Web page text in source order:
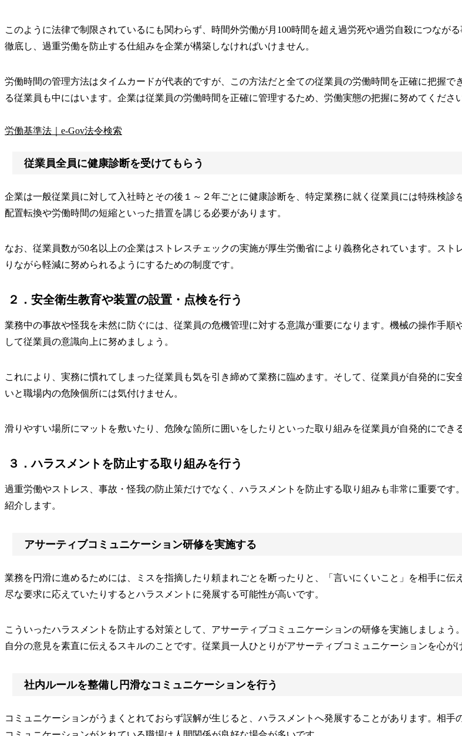
このように法律で制限されているにも関わらず、時間外労働が月100時間を超え過労死や過労自殺につなが
徹底し、過重労働を防止する仕組みを企業が構築しなければいけません。
労働時間の管理方法はタイムカードが代表的ですが、この方法だと全ての従業員の労働時間を正確に把握
る従業員も中にはいます。企業は従業員の労働時間を正確に管理するため、労働実態の把握に努めてください
労働基準法｜e-Gov法令検索
従業員全員に健康診断を受けてもらう
企業は一般従業員に対して入社時とその後１～２年ごとに健康診断を、特定業務に就く従業員には特殊検
配置転換や労働時間の短縮といった措置を講じる必要があります。
なお、従業員数が50名以上の企業はストレスチェックの実施が厚生労働省により義務化されています。ス
りながら軽減に努められるようにするための制度です。
２．安全衛生教育や装置の設置・点検を行う
業務中の事故や怪我を未然に防ぐには、従業員の危機管理に対する意識が重要になります。機械の操作手
して従業員の意識向上に努めましょう。
これにより、実務に慣れてしまった従業員も気を引き締めて業務に臨めます。そして、従業員が自発的に
いと職場内の危険個所には気付けません。
滑りやすい場所にマットを敷いたり、危険な箇所に囲いをしたりといった取り組みを従業員が自発的にでき
３．ハラスメントを防止する取り組みを行う
過重労働やストレス、事故・怪我の防止策だけでなく、ハラスメントを防止する取り組みも非常に重要で
紹介します。
アサーティブコミュニケーション研修を実施する
業務を円滑に進めるためには、ミスを指摘したり頼まれごとを断ったりと、「言いにくいこと」を相手に
尽な要求に応えていたりするとハラスメントに発展する可能性が高いです。
こういったハラスメントを防止する対策として、アサーティブコミュニケーションの研修を実施しましょ
自分の意見を素直に伝えるスキルのことです。従業員一人ひとりがアサーティブコミュニケーションを心が
社内ルールを整備し円滑なコミュニケーションを行う
コミュニケーションがうまくとれておらず誤解が生じると、ハラスメントへ発展することがあります。相